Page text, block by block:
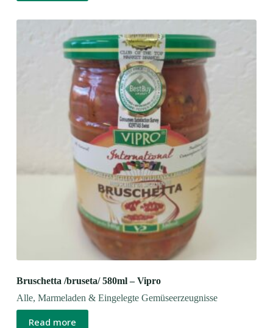
Bruschetta /bruseta/ 580ml – Vipro
Alle, Marmeladen & Eingelegte Gemüseerzeugnisse
Read more